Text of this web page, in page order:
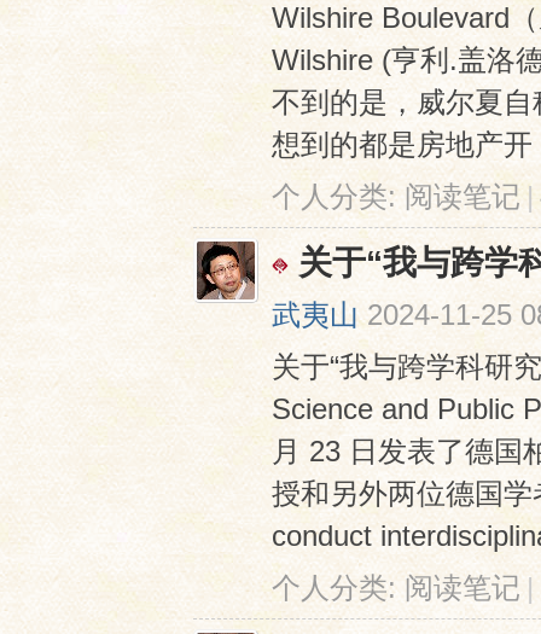
Wilshire Boulevard
Wilshire (亨利.盖洛
不到的是，威尔夏
想到的都是房地产开
个人分类: 阅读笔记 |
关于“我与跨学
武夷山 2024-11-25
关于“我与跨学科研
Science and Public
月 23 日发表了德国
授和另外两位德国
conduct
个人分类:阅读笔记 |